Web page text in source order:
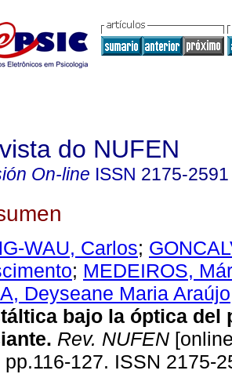
do NUFEN
On-line ISSN 2175-2591
WAU, Carlos;
; MEDEIROS,
Deyseane Maria Araújo
bajo la óptica del
. Rev. NUFEN
pp.116-127. ISSN 2175-